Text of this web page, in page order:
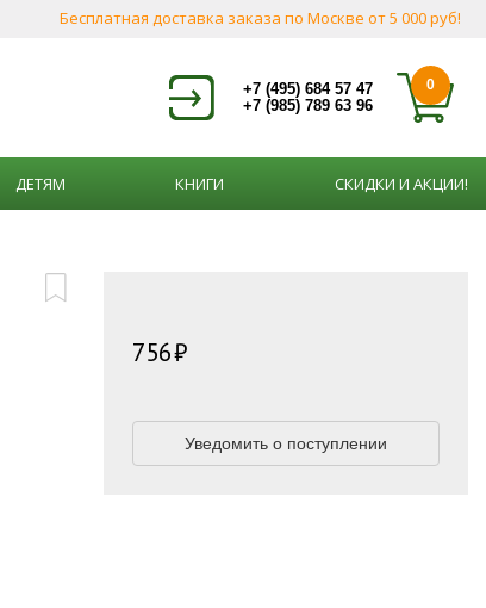
Бесплатная доставка заказа по Москве от 5 000 руб!
+7 (495) 684 57 47
+7 (985) 789 63 96
0
ДЕТЯМ КНИГИ СКИДКИ И АКЦИИ!
756
Уведомить о поступлении